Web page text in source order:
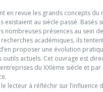
en revue les grands concepts
existaient au siècle passé. Basés
nombreuses présences au sein
académiques, ils
proposer une évolution
outils actuels. Cet ouvrage est
du XXIème siècle et
lecteur à réfléchir sur l’influence